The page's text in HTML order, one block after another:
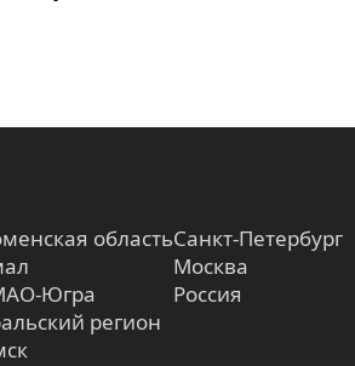
область
Югра
регион
Санкт-Петербург
Москва
Россия